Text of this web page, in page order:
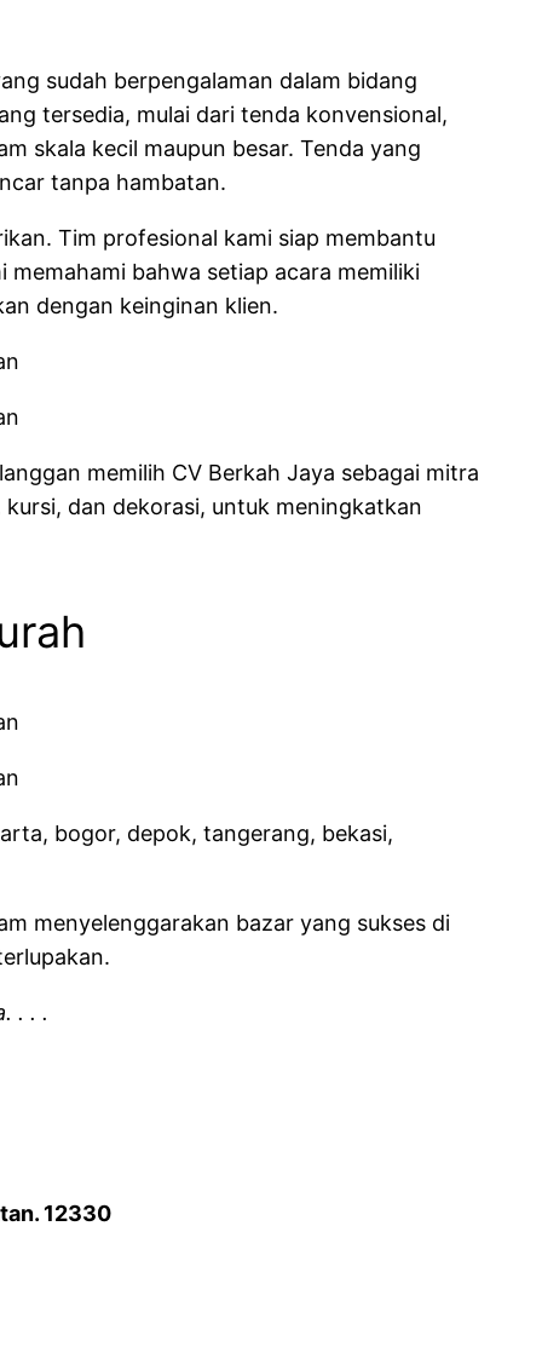
sudah berpengalaman dalam bidang
tersedia, mulai dari tenda konvensional,
skala kecil maupun besar. Tenda yang
tanpa hambatan.
Tim profesional kami siap membantu
bahwa setiap acara memiliki
dengan keinginan klien.
memilih CV Berkah Jaya sebagai mitra
dan dekorasi, untuk meningkatkan
bogor, depok, tangerang, bekasi,
menyelenggarakan bazar yang sukses di
. . .
12330